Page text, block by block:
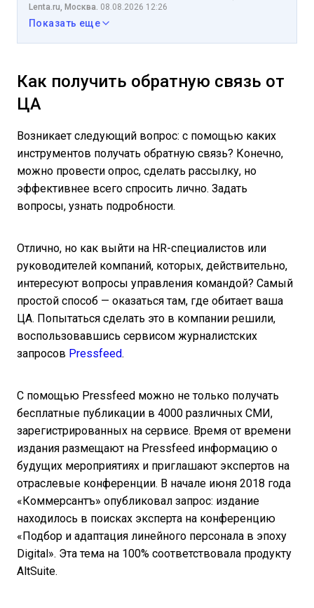
Lenta.ru, Москва. 08.08.2026 12:26
Показать еще
Как получить обратную связь от
ЦА
Возникает следующий вопрос: с помощью каких
инструментов получать обратную связь? Конечно,
можно провести опрос, сделать рассылку, но
эффективнее всего спросить лично. Задать
вопросы, узнать подробности.
Отлично, но как выйти на HR-специалистов или
руководителей компаний, которых, действительно,
интересуют вопросы управления командой? Самый
простой способ — оказаться там, где обитает ваша
ЦА. Попытаться сделать это в компании решили,
воспользовавшись сервисом журналистских
запросов Pressfeed.
С помощью Pressfeed можно не только получать
бесплатные публикации в 4000 различных СМИ,
зарегистрированных на сервисе. Время от времени
издания размещают на Pressfeed информацию о
будущих мероприятиях и приглашают экспертов на
отраслевые конференции. В начале июня 2018 года
«Коммерсантъ» опубликовал запрос: издание
находилось в поисках эксперта на конференцию
«Подбор и адаптация линейного персонала в эпоху
Digital». Эта тема на 100% соответствовала продукту
AltSuite.